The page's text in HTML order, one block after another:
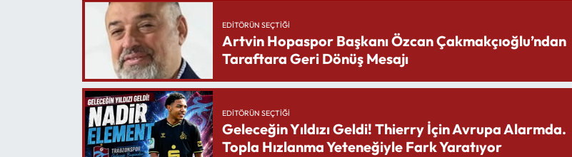
EDITÖRÜN SEÇTIĞI
Artvin Hopaspor Başkanı Özcan Çakmakçıoğlu’ndan
Taraftara Geri Dönüş Mesajı
EDITÖRÜN SEÇTIĞI
Geleceğin Yıldızı Geldi! Thierry İçin Avrupa Alarmda.
Topla Hızlanma Yeteneğiyle Fark Yaratıyor